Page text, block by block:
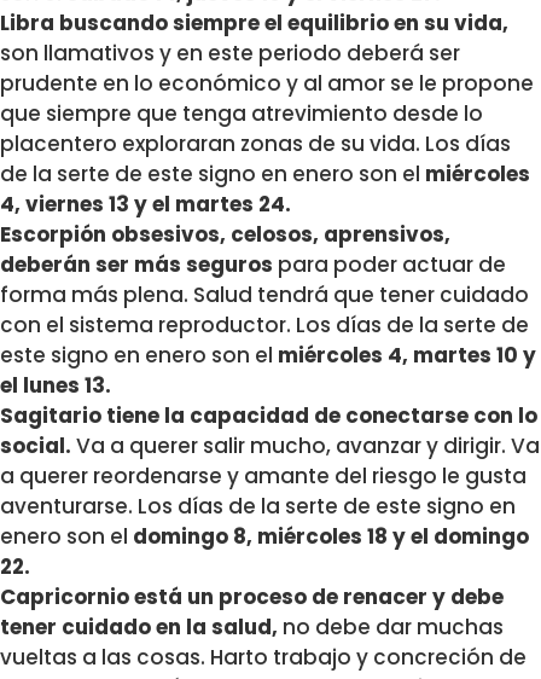
Libra buscando siempre el equilibrio en su vida,
son llamativos y en este periodo deberá ser
prudente en lo económico y al amor se le propone
que siempre que tenga atrevimiento desde lo
placentero exploraran zonas de su vida. Los días
de la serte de este signo en enero son el miércoles
4, viernes 13 y el martes 24.
Escorpión obsesivos, celosos, aprensivos,
deberán ser más seguros para poder actuar de
forma más plena. Salud tendrá que tener cuidado
con el sistema reproductor. Los días de la serte de
este signo en enero son el miércoles 4, martes 10 y
el lunes 13.
Sagitario tiene la capacidad de conectarse con lo
social. Va a querer salir mucho, avanzar y dirigir. Va
a querer reordenarse y amante del riesgo le gusta
aventurarse. Los días de la serte de este signo en
enero son el domingo 8, miércoles 18 y el domingo
22.
Capricornio está un proceso de renacer y debe
tener cuidado en la salud, no debe dar muchas
vueltas a las cosas. Harto trabajo y concreción de